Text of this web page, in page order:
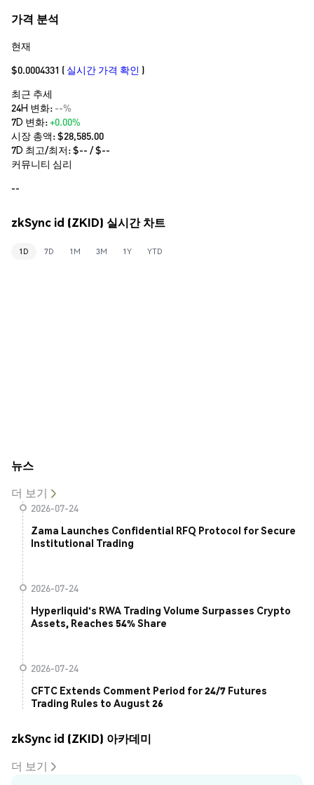
가격 분석
현재
$0.0004331 ( 실시간 가격 확인 )
최근 추세
24H 변화: --%
7D 변화:+0.00%
시장 총액:$28,585.00
7D 최고/최저: $-- / $--
커뮤니티 심리
--
zkSync id (ZKID) 실시간 차트
1D 7D 1M 3M 1Y YTD
뉴스
더 보기
2026-07-24
Zama Launches Confidential RFQ Protocol for Secure
Institutional Trading
2026-07-24
Hyperliquid's RWA Trading Volume Surpasses Crypto
Assets, Reaches 54% Share
2026-07-24
CFTC Extends Comment Period for 24/7 Futures
Trading Rules to August 26
zkSync id (ZKID) 아카데미
더 보기